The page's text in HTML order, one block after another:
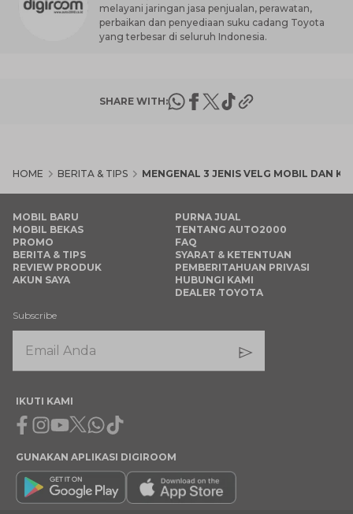
melayani jaringan jasa penjualan, perawatan,
perbaikan dan penyediaan suku cadang Toyota
yang terbesar di seluruh Indonesia.
SHARE WITH:
HOME BERITA & TIPS MENGENAL 3 JENIS VELG MOBIL DAN
MOBIL BARU
MOBIL BEKAS
PROMO
BERITA & TIPS
REVIEW PRODUK
AKUN SAYA
PURNA JUAL
TENTANG AUTO2000
FAQ
SYARAT & KETENTUAN
PEMBERITAHUAN PRIVASI
HUBUNGI KAMI
DEALER TOYOTA
Subscribe
IKUTI KAMI
Facebook
Instagram
Youtube
X Whatsapp
Tiktok
GUNAKAN APLIKASI DIGIROOM